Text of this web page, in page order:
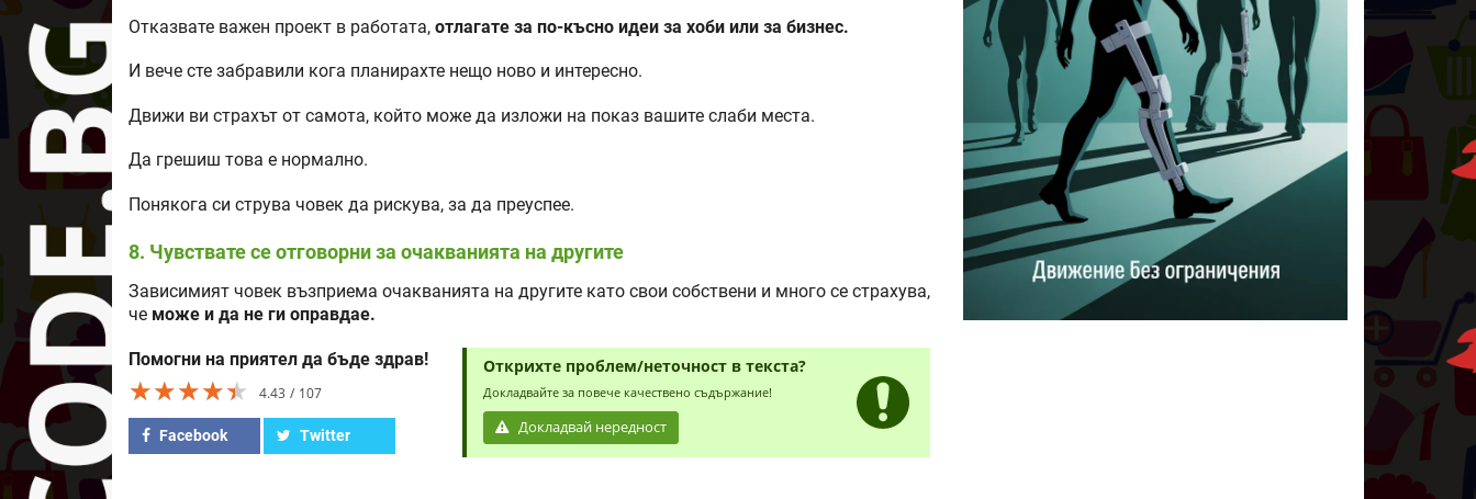
Отказвате важен проект в работата, отлагате за по-късно идеи за хоби или за бизнес.
И вече сте забравили кога планирахте нещо ново и интересно.
Движи ви страхът от самота, който може да изложи на показ вашите слаби места.
Да грешиш това е нормално.
Понякога си струва човек да рискува, за да преуспее.
8. Чувствате се отговорни за очакванията на другите
Зависимият човек възприема очакванията на другите като свои собствени и много се страхува,
че може и да не ги оправдае.
Помогни на приятел да бъде здрав!
★★★★★
★★★★★
★★★★★ 4.43 107
Facebook Twitter
Открихте проблем/неточност в текста?
Докладвайте за повече качествено съдържание!
Докладвай нередност